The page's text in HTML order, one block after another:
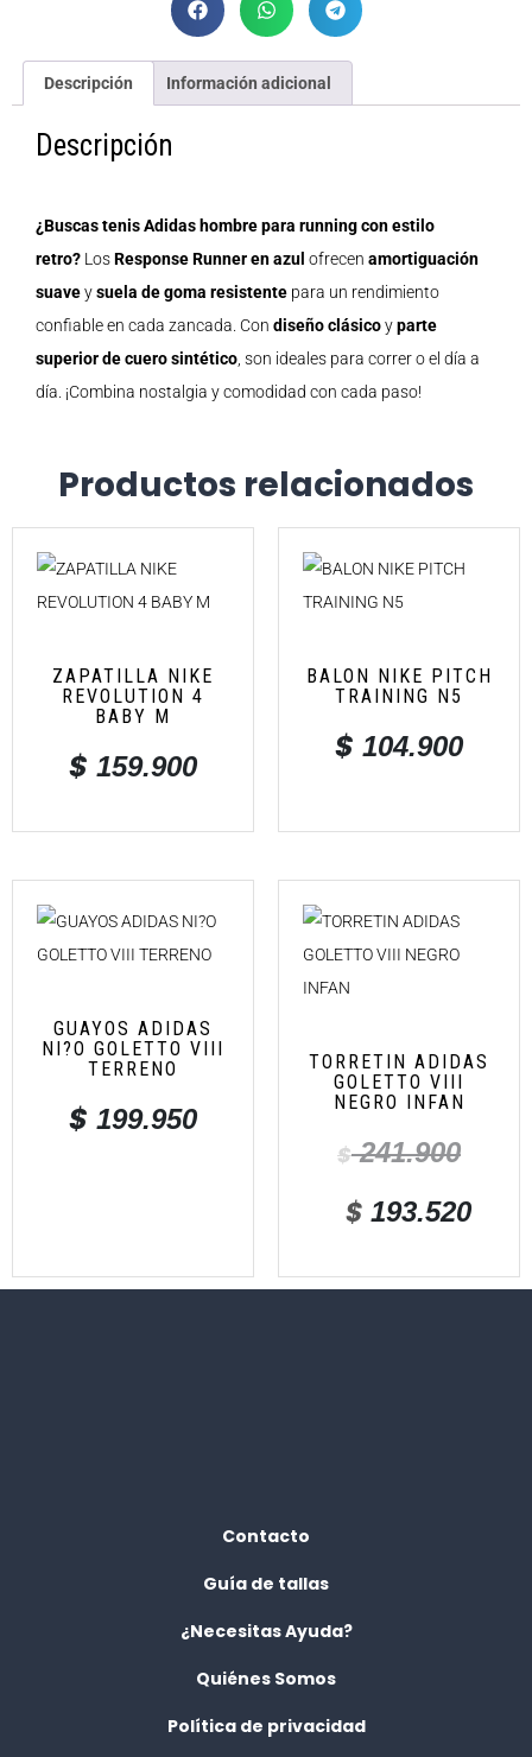
Descripción Información adicional
Descripción
¿Buscas tenis Adidas hombre para running con estilo
retro? LosResponse Runner en azul ofrecen amortiguación
suaveysuela de goma resistente para un rendimiento
confiable en cada zancada. Con diseño clásicoyparte
superior de cuero sintético, son ideales para correr o el día a
día. ¡Combina nostalgia y comodidad con cada paso!
Productos relacionados
ZAPATILLA NIKE
REVOLUTION 4
BABY M
$ 159.900
BALON NIKE PITCH
TRAINING N5
$ 104.900
GUAYOS ADIDAS
NI?O GOLETTO VIII
TERRENO
$ 199.950
TORRETIN ADIDAS
GOLETTO VIII
NEGRO INFAN
$241.900
$ 193.520
Contacto
Guía de tallas
¿Necesitas Ayuda?
Quiénes Somos
Política de privacidad